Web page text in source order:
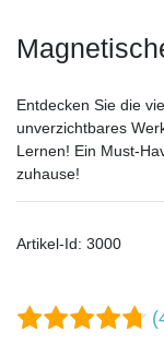
Entdecken Sie die
unverzichtbares
Lernen! Ein Must-
zuhause!
Artikel-Id: 3000